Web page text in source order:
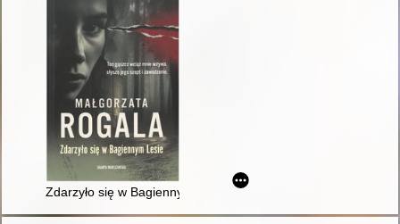
Zdarzyło się w Bagiennym Lesie